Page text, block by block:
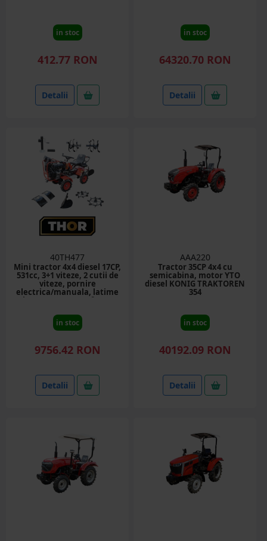
in stoc
412.77 RON
Detalii
in stoc
64320.70 RON
Detalii
40TH477
Mini tractor 4x4 diesel 17CP,
531cc, 3+1 viteze, 2 cutii de
viteze, pornire
electrica/manuala, latime
lucru 1050mm cu freza,
sprijin THOR
in stoc
9756.42 RON
Detalii
AAA220
Tractor 35CP 4x4 cu
semicabina, motor YTO
diesel KONIG TRAKTOREN
354
in stoc
40192.09 RON
Detalii